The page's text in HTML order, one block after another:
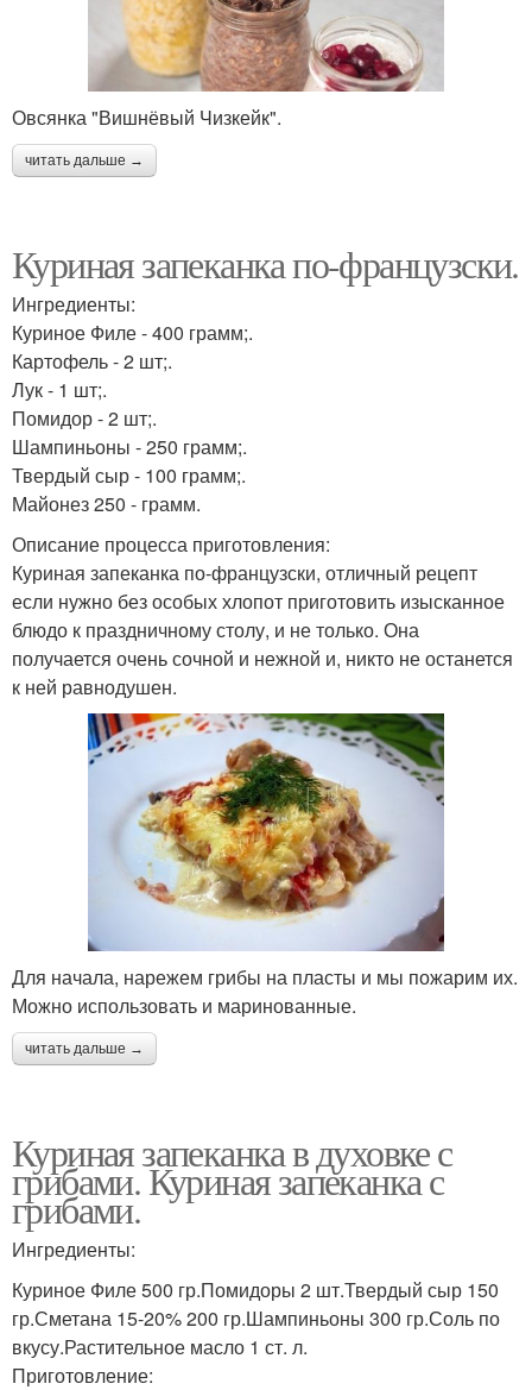
Овсянка "Вишнёвый Чизкейк".
читать дальше →
Куриная запеканка по-французски.
Ингредиенты:
Куриное Филе - 400 грамм;.
Картофель - 2 шт;.
Лук - 1 шт;.
Помидор - 2 шт;.
Шампиньоны - 250 грамм;.
Твердый сыр - 100 грамм;.
Майонез 250 - грамм.
Описание процесса приготовления:
Куриная запеканка по-французски, отличный рецепт
если нужно без особых хлопот приготовить изысканное
блюдо к праздничному столу, и не только. Она
получается очень сочной и нежной и, никто не останется
к ней равнодушен.
Для начала, нарежем грибы на пласты и мы пожарим их.
Можно использовать и маринованные.
читать дальше →
Куриная запеканка в духовке с
грибами. Куриная запеканка с
грибами.
Ингредиенты:
Куриное Филе 500 гр.Помидоры 2 шт.Твердый сыр 150
гр.Сметана 15-20% 200 гр.Шампиньоны 300 гр.Соль по
вкусу.Растительное масло 1 ст. л.
Приготовление: